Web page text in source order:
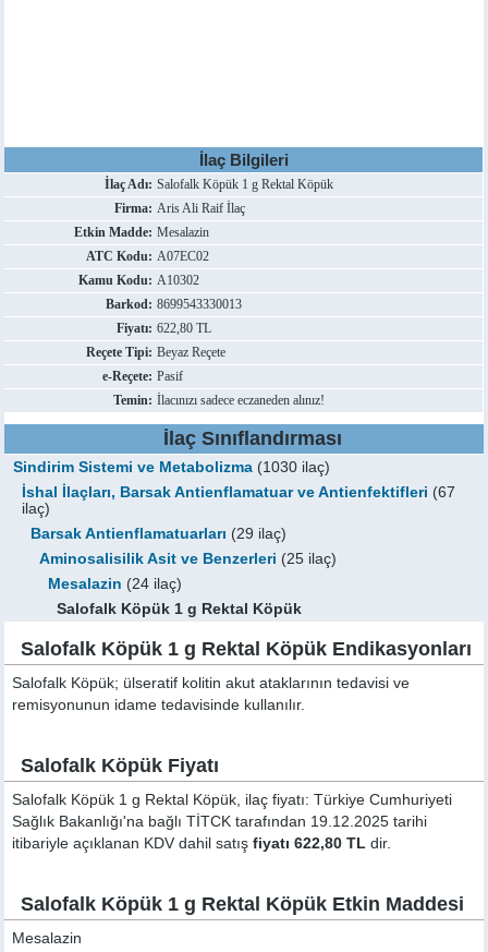
İlaç Bilgileri
İlaç Adı: Salofalk Köpük 1 g Rektal Köpük
Firma: Aris Ali Raif İlaç
Etkin Madde: Mesalazin
ATC Kodu: A07EC02
Kamu Kodu: A10302
Barkod: 8699543330013
Fiyatı: 622,80 TL
Reçete Tipi: Beyaz Reçete
e-Reçete: Pasif
Temin: İlacınızı sadece eczaneden alınız!
İlaç Sınıflandırması
Sindirim Sistemi ve Metabolizma (1030 ilaç)
İshal İlaçları, Barsak Antienflamatuar ve Antienfektifleri (67
ilaç)
Barsak Antienflamatuarları (29 ilaç)
Aminosalisilik Asit ve Benzerleri (25 ilaç)
Mesalazin (24 ilaç)
Salofalk Köpük 1 g Rektal Köpük
Salofalk Köpük 1 g Rektal Köpük Endikasyonları
Salofalk Köpük; ülseratif kolitin akut ataklarının tedavisi ve
remisyonunun idame tedavisinde kullanılır.
Salofalk Köpük Fiyatı
Salofalk Köpük 1 g Rektal Köpük, ilaç fiyatı: Türkiye Cumhuriyeti
Sağlık Bakanlığı'na bağlı TİTCK tarafından 19.12.2025 tarihi
itibariyle açıklanan KDV dahil satışfiyatı 622,80 TL dir.
Salofalk Köpük 1 g Rektal Köpük Etkin Maddesi
Mesalazin